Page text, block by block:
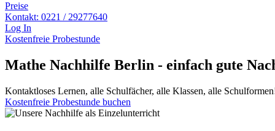
Preise
Kontakt: 0221 / 29277640
Log In
Kostenfreie Probestunde
Mathe Nachhilfe Berlin - einfach gute
Kontaktloses Lernen, alle Schulfächer, alle Klassen, alle
Kostenfreie Probestunde buchen